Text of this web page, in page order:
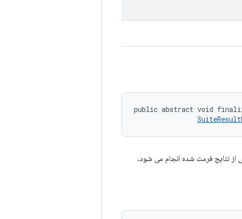
public abstract void
از نتایج فرمت شده انجام می شود.